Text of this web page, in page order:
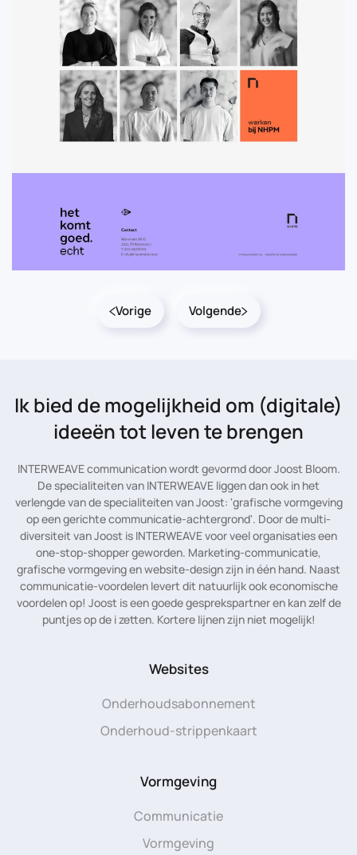
Vorige Volgende
Ik bied de mogelijkheid om (digitale)
ideeën tot leven te brengen
INTERWEAVE communication wordt gevormd door Joost Bloom.
De specialiteiten van INTERWEAVE liggen dan ook in het
verlengde van de specialiteiten van Joost: 'grafische vormgeving
op een gerichte communicatie-achtergrond'. Door de multi-
diversiteit van Joost is INTERWEAVE voor veel organisaties een
one-stop-shopper geworden. Marketing-communicatie,
grafische vormgeving en website-design zijn in één hand. Naast
communicatie-voordelen levert dit natuurlijk ook economische
voordelen op! Joost is een goede gesprekspartner en kan zelf de
puntjes op de i zetten. Kortere lijnen zijn niet mogelijk!
Websites
Onderhoudsabonnement
Onderhoud-strippenkaart
Vormgeving
Communicatie
Vormgeving